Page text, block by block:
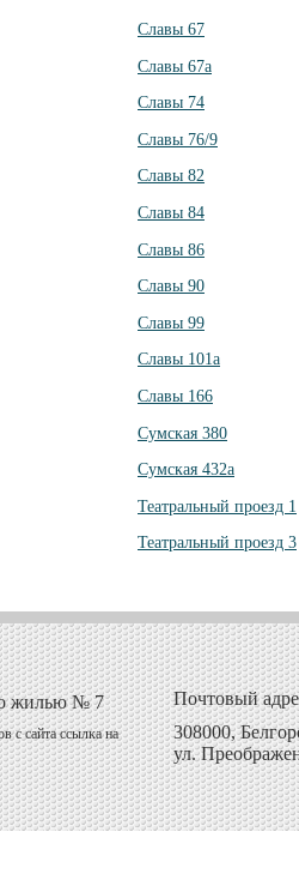
Славы 67
Славы 67а
Славы 74
Славы 76/9
Славы 82
Славы 84
Славы 86
Славы 90
Славы 99
Славы 101а
Славы 166
Сумская 380
Сумская 432а
Театральный проезд 1
Театральный проезд 3
жилью № 7
с сайта ссылка на
Почтовый
308000,
ул.